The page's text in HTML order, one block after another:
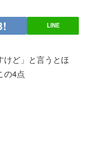
LINE
けど」と言うとほ
の4点